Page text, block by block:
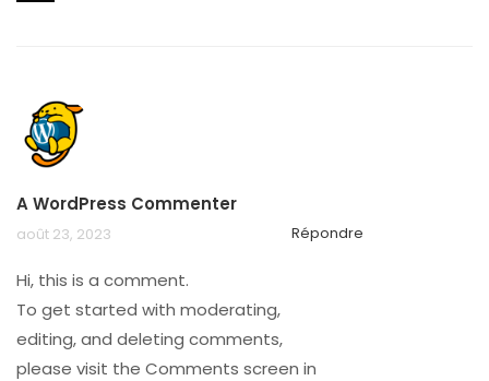
A WordPress Commenter
août 23, 2023 Répondre
Hi, this is a comment.
To get started with moderating,
editing, and deleting comments,
please visit the Comments screen in